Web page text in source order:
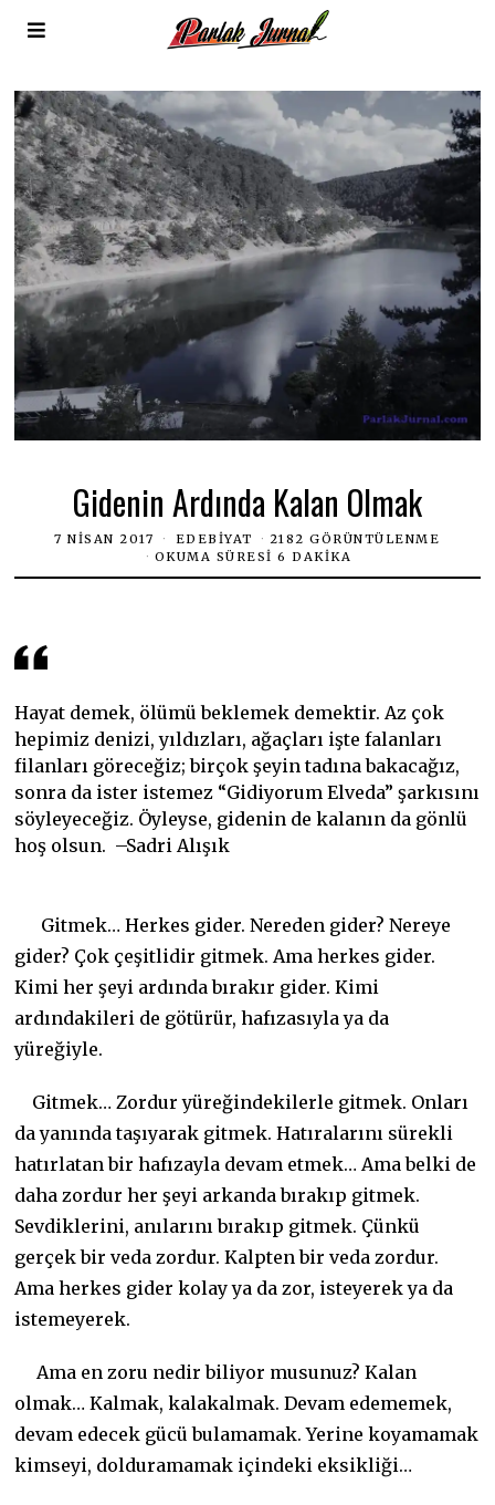
Gidenin Ardında Kalan Olmak
7 NISAN 2017 EDEBIYAT
2182 GÖRÜNTÜLENME
OKUMA SÜRESI 6 DAKIKA
Hayat demek, ölümü beklemek demektir. Az çok
hepimiz denizi, yıldızları, ağaçları işte falanları
filanları göreceğiz; birçok şeyin tadına bakacağız,
sonra da ister istemez “Gidiyorum Elveda” şarkısını
söyleyeceğiz. Öyleyse, gidenin de kalanın da gönlü
hoş olsun. –Sadri Alışık
Gitmek… Herkes gider. Nereden gider? Nereye
gider? Çok çeşitlidir gitmek. Ama herkes gider.
Kimi her şeyi ardında bırakır gider. Kimi
ardındakileri de götürür, hafızasıyla ya da
yüreğiyle.
Gitmek… Zordur yüreğindekilerle gitmek. Onları
da yanında taşıyarak gitmek. Hatıralarını sürekli
hatırlatan bir hafızayla devam etmek… Ama belki de
daha zordur her şeyi arkanda bırakıp gitmek.
Sevdiklerini, anılarını bırakıp gitmek. Çünkü
gerçek bir veda zordur. Kalpten bir veda zordur.
Ama herkes gider kolay ya da zor, isteyerek ya da
istemeyerek.
Ama en zoru nedir biliyor musunuz? Kalan
olmak… Kalmak, kalakalmak. Devam edememek,
devam edecek gücü bulamamak. Yerine koyamamak
kimseyi, dolduramamak içindeki eksikliği…